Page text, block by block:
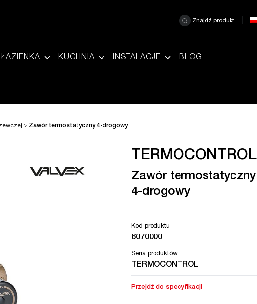
Znajdź produkt
ŁAZIENKA KUCHNIA INSTALACJE BLOG
> Zawór termostatyczny 4-drogowy
TERMOCONTROL
Zawór termostatyczny
4-drogowy
Kod produktu
6070000
Seria produktów
TERMOCONTROL
Przejdź do specyfikacji